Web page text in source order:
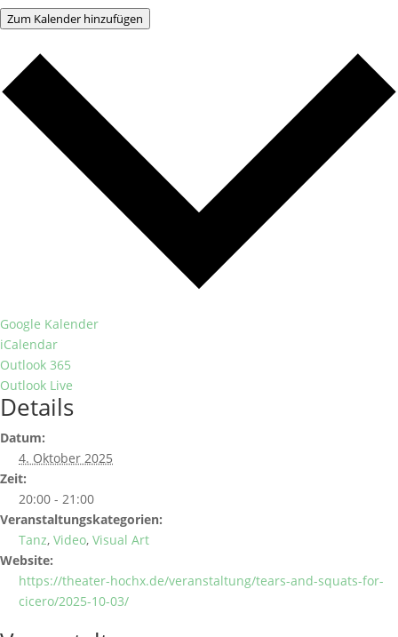
Zum Kalender hinzufügen
Google Kalender
iCalendar
Outlook 365
Outlook Live
Details
Datum:
4. Oktober 2025
Zeit:
20:00 - 21:00
Veranstaltungskategorien:
Tanz, Video, Visual Art
Website:
https://theater-hochx.de/veranstaltung/tears-and-squats-for-
cicero/2025-10-03/